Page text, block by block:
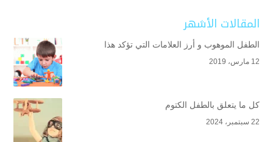
المقالات الأشهر
الطفل الموهوب و أرز العلامات التي تؤكد هذا
12 مارس، 2019
كل ما يتعلق بالطفل الكتوم
22 سبتمبر، 2024